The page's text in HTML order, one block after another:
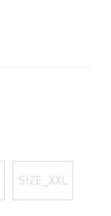
SIZE_XXL